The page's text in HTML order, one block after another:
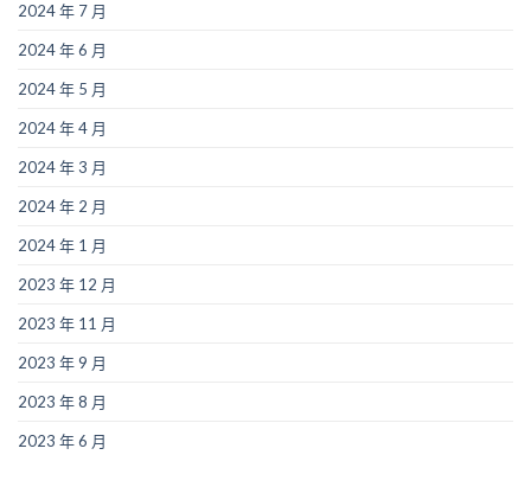
2024 年 7 月
2024 年 6 月
2024 年 5 月
2024 年 4 月
2024 年 3 月
2024 年 2 月
2024 年 1 月
2023 年 12 月
2023 年 11 月
2023 年 9 月
2023 年 8 月
2023 年 6 月